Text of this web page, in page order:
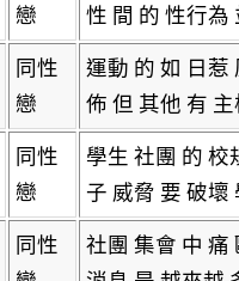
戀
性 間 的 性行為
同性
戀
運動 的 如 日惹
佈 但 其他 有 主
同性
戀
學生 社團 的 校
子 威脅 要 破壞
同性
社團 集會 中 痛